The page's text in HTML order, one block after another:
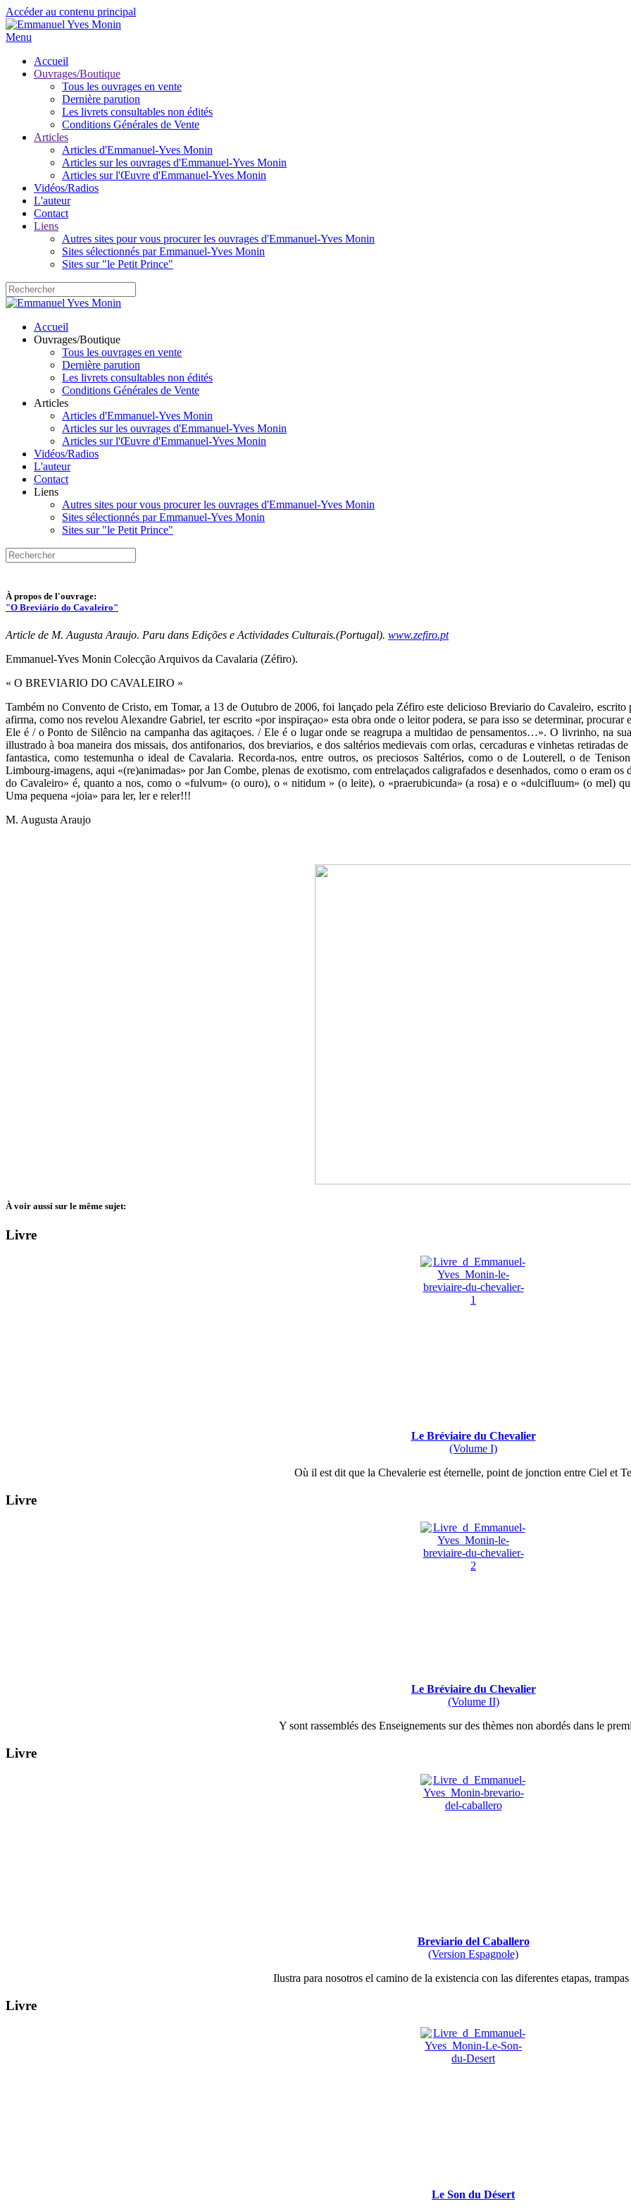
Accéder au contenu principal
Menu
Accueil
Ouvrages/Boutique
Tous les ouvrages en vente
Dernière parution
Les livrets consultables non édités
Conditions Générales de Vente
Articles
Articles d'Emmanuel-Yves Monin
Articles sur les ouvrages d'Emmanuel-Yves Monin
Articles sur l'Œuvre d'Emmanuel-Yves Monin
Vidéos/Radios
L'auteur
Contact
Liens
Autres sites pour vous procurer les ouvrages d'Emmanuel-Yves Monin
Sites sélectionnés par Emmanuel-Yves Monin
Sites sur "le Petit Prince"
Accueil
Ouvrages/Boutique
Tous les ouvrages en vente
Dernière parution
Les livrets consultables non édités
Conditions Générales de Vente
Articles
Articles d'Emmanuel-Yves Monin
Articles sur les ouvrages d'Emmanuel-Yves Monin
Articles sur l'Œuvre d'Emmanuel-Yves Monin
Vidéos/Radios
L'auteur
Contact
Liens
Autres sites pour vous procurer les ouvrages d'Emmanuel-Yves Monin
Sites sélectionnés par Emmanuel-Yves Monin
Sites sur "le Petit Prince"
À propos de l'ouvrage:
"O Breviário do Cavaleiro"
Article de M. Augusta Araujo. Paru dans Edições e Actividades Culturais.(Portugal). www.zefiro.pt
Emmanuel-Yves Monin Colecção Arquivos da Cavalaria (Zéfiro).
« O BREVIARIO DO CAVALEIRO »
Também no Convento de Cristo, em Tomar, a 13 de Outubro de 2006, foi lançado pela Zéfiro este delicioso Breviario do Cavaleiro,
afirma, como nos revelou Alexandre Gabriel, ter escrito «por inspiraçao» esta obra onde o leitor podera, se para isso se determinar,
Ele é / o Ponto de Silêncio na campanha das agitaçoes. / Ele é o lugar onde se reagrupa a multidao de pensamentos…». O livrinho, na
illustrado à boa maneira dos missais, dos antifonarios, dos breviarios, e dos saltérios medievais com orlas, cercaduras e vinhetas retiradas
fantastica, como testemunha o ideal de Cavalaria. Recorda-nos, entre outros, os preciosos Saltérios, como o de Louterell, o de
Limbourg-imagens, aqui «(re)animadas» por Jan Combe, plenas de exotismo, com entrelaçados caligrafados e desenhados, como o eram
do Cavaleiro» é, quanto a nos, como o «fulvum» (o ouro), o « nitidum » (o leite), o «praerubicunda» (a rosa) e o «dulcifluum» (o mel)
Uma pequena «joia» para ler, ler e reler!!!
M. Augusta Araujo
À voir aussi sur le même sujet:
Livre
Le Bréviaire du Chevalier
(Volume I)
Où il est dit que la Chevalerie est éternelle, point de jonction entre Ciel et
Livre
Le Bréviaire du Chevalier
(Volume II)
Y sont rassemblés des Enseignements sur des thèmes non abordés dans le
Livre
Breviario del Caballero
(Version Espagnole)
Ilustra para nosotros el camino de la existencia con las diferentes etapas,
Livre
Le Son du Désert